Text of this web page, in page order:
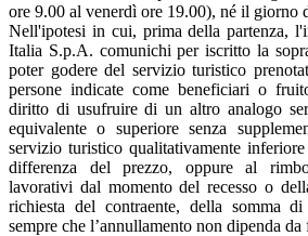
ore 9.00 al venerdì ore 19.00), né il giorno
Nell'ipotesi in cui, prima della partenza,
Italia S.p.A. comunichi per iscritto la
poter godere del servizio turistico
persone indicate come beneficiari o
diritto di usufruire di un altro analogo
equivalente o superiore senza
servizio turistico qualitativamente
differenza del prezzo, oppure al
lavorativi dal momento del recesso o
richiesta del contraente, della somma
sempre che l’annullamento non dipenda